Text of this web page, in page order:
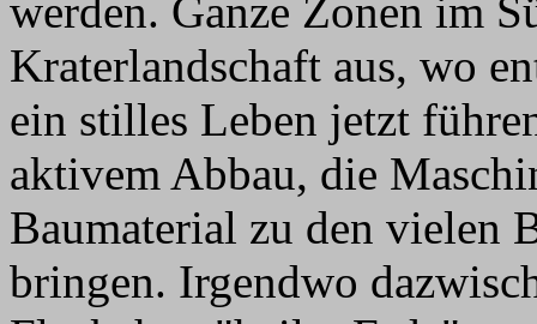
werden. Ganze Zonen im
Kraterlandschaft aus, wo
ein stilles Leben jetzt
aktivem Abbau, die
Baumaterial zu den vielen
bringen. Irgendwo